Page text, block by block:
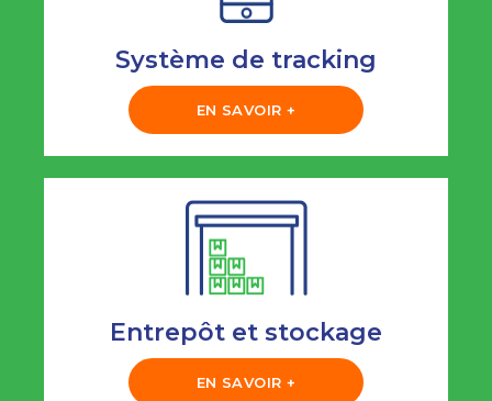
Système de tracking
EN SAVOIR +
Entrepôt et stockage
EN SAVOIR +